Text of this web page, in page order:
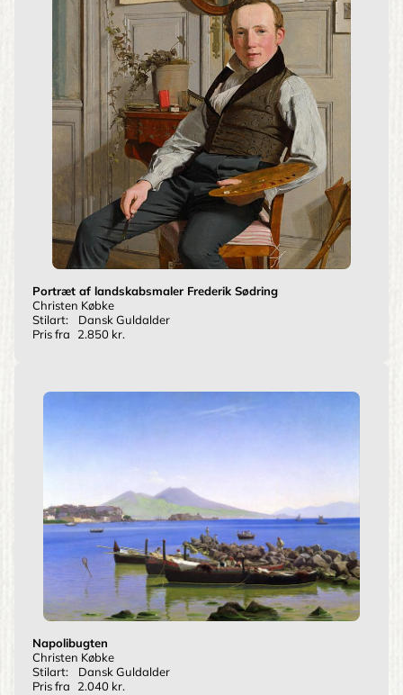
Portræt af landskabsmaler Frederik Sødring
Christen Købke
Stilart:
Dansk Guldalder
Pris fra
2.850 kr.
Napolibugten
Christen Købke
Stilart:
Dansk Guldalder
Pris fra
2.040 kr.